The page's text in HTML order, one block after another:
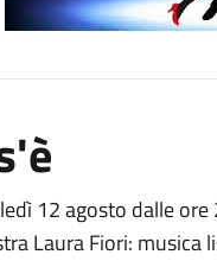
12 agosto dalle
Laura Fiori: musica